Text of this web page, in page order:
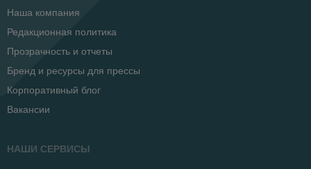
Наша компания
Редакционная политика
Прозрачность и отчеты
Бренд и ресурсы для прессы
Корпоративный блог
Вакансии
НАШИ СЕРВИСЫ